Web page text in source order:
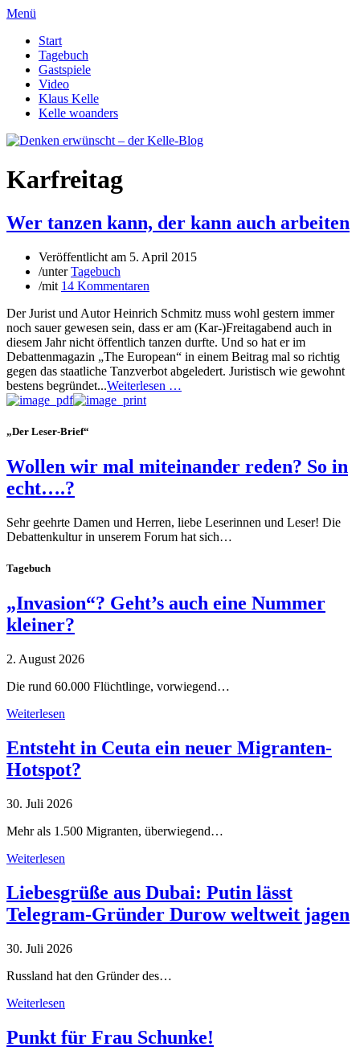
Menü
Start
Tagebuch
Gastspiele
Video
Klaus Kelle
Kelle woanders
Karfreitag
Wer tanzen kann, der kann auch arbeiten
Veröffentlicht am 5. April 2015
/unterTagebuch
/mit 14 Kommentaren
Der Jurist und Autor Heinrich Schmitz muss wohl gestern immer
noch sauer gewesen sein, dass er am (Kar-)Freitagabend auch in
diesem Jahr nicht öffentlich tanzen durfte. Und so hat er im
Debattenmagazin „The European“ in einem Beitrag mal so richtig
gegen das staatliche Tanzverbot abgeledert. Juristisch wie gewohnt
bestens begründet...Weiterlesen …
„Der Leser-Brief“
Wollen wir mal miteinander reden? So in
echt….?
Sehr geehrte Damen und Herren, liebe Leserinnen und Leser! Die
Debattenkultur in unserem Forum hat sich…
Tagebuch
„Invasion“? Geht’s auch eine Nummer
kleiner?
2. August 2026
Die rund 60.000 Flüchtlinge, vorwiegend…
Weiterlesen
Entsteht in Ceuta ein neuer Migranten-
Hotspot?
30. Juli 2026
Mehr als 1.500 Migranten, überwiegend…
Weiterlesen
Liebesgrüße aus Dubai: Putin lässt
Telegram-Gründer Durow weltweit jagen
30. Juli 2026
Russland hat den Gründer des…
Weiterlesen
Punkt für Frau Schunke!